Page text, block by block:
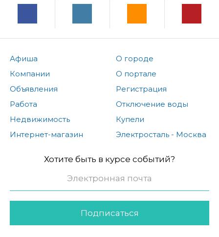
Афиша
Компании
Объявления
Работа
Недвижимость
Интернет-магазин
О городе
О портале
Регистрация
Отключение воды
Купели
Электросталь - Москва
Хотите быть в курсе событий?
Подписаться